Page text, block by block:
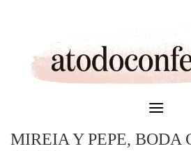
MIREIA Y PEPE, BODA